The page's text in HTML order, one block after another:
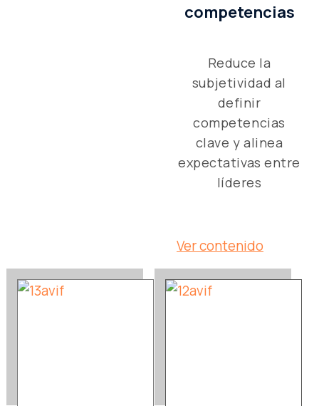
competencias
Reduce la
subjetividad al
definir
competencias
clave y alinea
expectativas entre
líderes
Ver contenido